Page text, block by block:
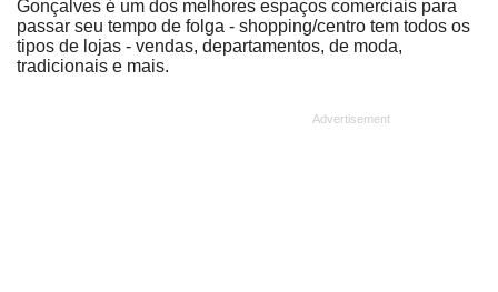
Gonçalves é um dos melhores espaços comerciais para
passar seu tempo de folga - shopping/centro tem todos os
tipos de lojas - vendas, departamentos, de moda,
tradicionais e mais.